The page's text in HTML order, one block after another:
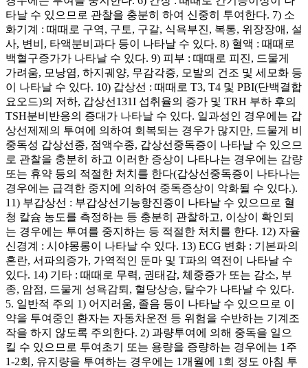
타날 수 있으므로 관찰을 충분히 하여 신중히 투여한다. 7) 소
화기계 : 때때로 구역, 구토, 구갈, 식욕부진, 복통, 위장장애, 설
사, 변비, 타액분비과다 등이 나타날 수 있다. 8) 혈액 : 때때로
백혈구증가가 나타날 수 있다. 9) 피부 : 때때로 피진, 드물게
가려움, 모낭염, 하지궤양, 무감각증, 모발의 건조 및 세모화 등
이 나타날 수 있다. 10) 갑상선 : 때때로 T3, T4 및 PBI(단백결합
요오드)의 저하, 갑상선131I 섭취율의 증가 및 TRH 부하 후의
TSH분비반응의 증대가 나타날 수 있다. 일과성인 경우에는 갑
상선제제의 투여에 의하여 회복되는 경우가 많지만, 드물게 비
중독성 갑상선종, 점액수종, 갑상선중독증이 나타날 수 있으므
로 관찰을 충분히 하고 이러한 증상이 나타나는 경우에는 감량
또는 휴약 등의 적절한 처치를 한다(갑상선중독증이 나타나는
경우에는 급격한 중지에 의하여 중독증상이 악화될 수 있다.).
11) 부갑상선 : 부갑상선기능항진증이 나타날 수 있으므로 혈
청 칼슘 농도를 측정하는 등 충분히 관찰하고, 이상이 확인되
는 경우에는 투여를 중지하는 등 적절한 처치를 한다. 12) 자율
신경계 : 시야몽롱이 나타날 수 있다. 13) ECG 변화 : 기본파의
혼란, 서파의증가, 가역적인 둔마 및 T파의 역전이 나타날 수
있다. 14) 기타 : 때때로 무력, 권태감, 체중증가 또는 감소, 부
종, 암점, 드물게 성욕감퇴, 혈당상승, 탈수가 나타날 수 있다.
5. 일반적 주의 1) 어지러움, 졸음 등이 나타날 수 있으므로 이
약을 투여중인 환자는 자동차운전 등 위험을 수반하는 기계조
작을 하지 않도록 주의한다. 2) 과량투여에 의해 중독을 일으
킬 수 있으므로 투여초기 또는 용량을 증량하는 경우에는 1주
1-2회, 유지량을 투여하는 경우에는 1개월에 1회 정도 아침 투